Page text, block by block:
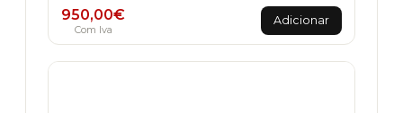
950,00€
Com Iva
Adicionar